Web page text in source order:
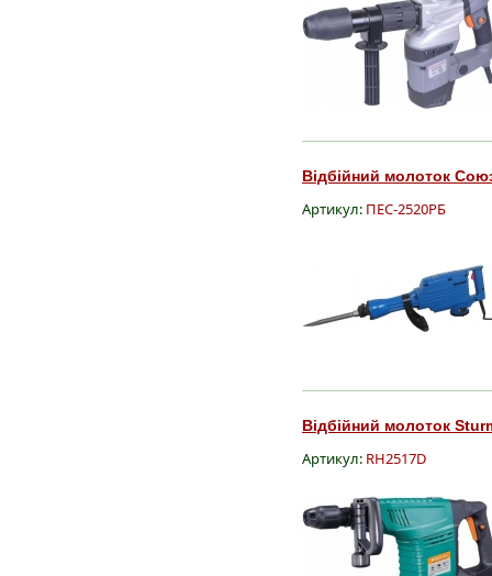
Відбійний молоток
Артикул: ПЕС-2520РБ
Відбійний молоток
Артикул: RH2517D